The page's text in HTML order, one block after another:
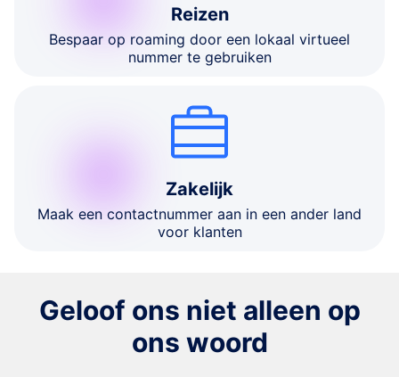
Reizen
Bespaar op roaming door een lokaal virtueel
nummer te gebruiken
Zakelijk
Maak een contactnummer aan in een ander land
voor klanten
Geloof ons niet alleen op
ons woord